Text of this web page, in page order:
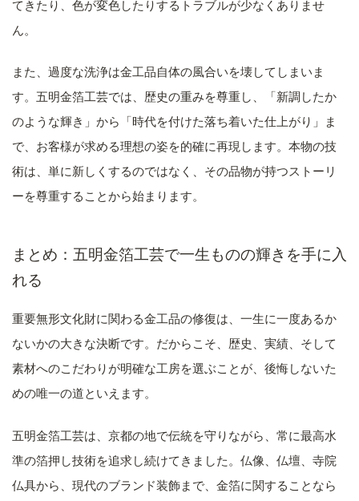
てきたり、色が変色したりするトラブルが少なくありませ
ん。
また、過度な洗浄は金工品自体の風合いを壊してしまいま
す。五明金箔工芸では、歴史の重みを尊重し、「新調したか
のような輝き」から「時代を付けた落ち着いた仕上がり」ま
で、お客様が求める理想の姿を的確に再現します。本物の技
術は、単に新しくするのではなく、その品物が持つストーリ
ーを尊重することから始まります。
まとめ：五明金箔工芸で一生ものの輝きを手に入
れる
重要無形文化財に関わる金工品の修復は、一生に一度あるか
ないかの大きな決断です。だからこそ、歴史、実績、そして
素材へのこだわりが明確な工房を選ぶことが、後悔しないた
めの唯一の道といえます。
五明金箔工芸は、京都の地で伝統を守りながら、常に最高水
準の箔押し技術を追求し続けてきました。仏像、仏壇、寺院
仏具から、現代のブランド装飾まで、金箔に関することなら